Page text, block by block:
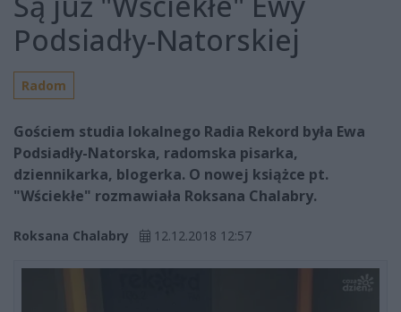
Podsiadły-Natorskiej
Radom
Gościem studia lokalnego Radia Rekord była Ewa
Podsiadły-Natorska, radomska pisarka,
dziennikarka, blogerka. O nowej książce pt.
"Wściekłe" rozmawiała Roksana Chalabry.
Roksana Chalabry 12.12.2018 12:57